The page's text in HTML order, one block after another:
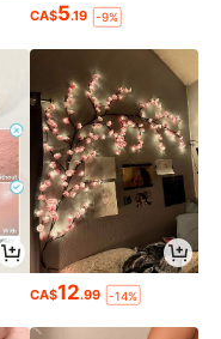
CA$5.19 -9%
CA$12.99 -14%